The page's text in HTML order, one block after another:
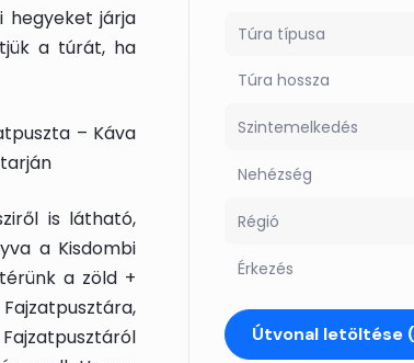
Túra típusa
Túra hossza
Szintemelkedés
Nehézség
Régió
Érkezés
Útvonal letöltése
hegyeket járja
a túrát, ha
– Káva
is látható,
a Kisdombi
a zöld +